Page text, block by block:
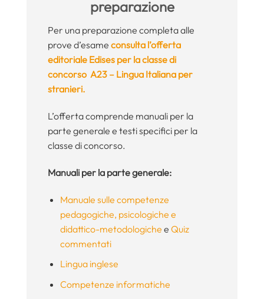
preparazione
Per una preparazione completa alle
prove d’esame consulta l’offerta
editoriale Edises per la classe di
concorso A23 – Lingua Italiana per
stranieri.
L’offerta comprende manuali per la
parte generale e testi specifici per la
classe di concorso.
Manuali per la parte generale:
Manuale sulle competenze
pedagogiche, psicologiche e
didattico-metodologiche e Quiz
commentati
Lingua inglese
Competenze informatiche